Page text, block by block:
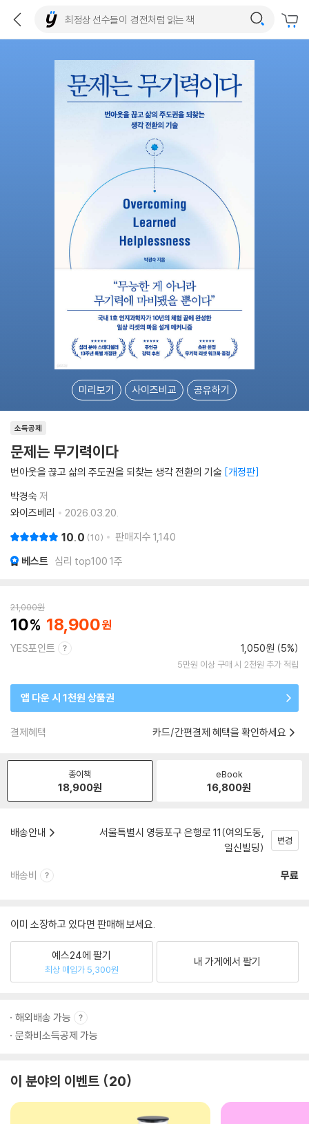
미리보기 사이즈비교 공유하기
소득공제
문제는 무기력이다
번아웃을 끊고 삶의 주도권을 되찾는 생각 전환의 기술 개정판
박경숙 저
와이즈베리
2026.03.20.
10.0 10 판매지수 1,140
베스트 심리 top100 1주
21,000원
10 18,900
YES포인트 1,050원 (5%)
5만원 이상 구매 시 2천원 추가 적립
앱 다운 시 1천원 상품권
결제혜택 카드/간편결제 혜택을 확인하세요
종이책
18,900원
eBook
16,800원
배송안내
서울특별시 영등포구 은행로 11(여의도동,
일신빌딩)
변경
배송비 무료
이미 소장하고 있다면 판매해 보세요.
예스24에 팔기
최상 매입가 5,300원
내 가게에서 팔기
해외배송 가능
문화비소득공제 가능
이 분야의 이벤트 20